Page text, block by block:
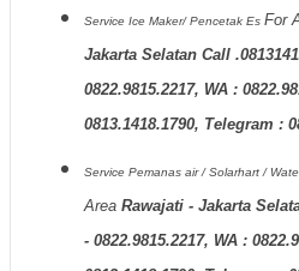
Service Ice Maker/ Pencetak Es For
Jakarta Selatan Call
0822.9815.2217, WA :
0813.1418.1790, Telegram :
Service Pemanas air / Solarhart /
Area Rawajati - Jakarta
- 0822.9815.2217, WA :